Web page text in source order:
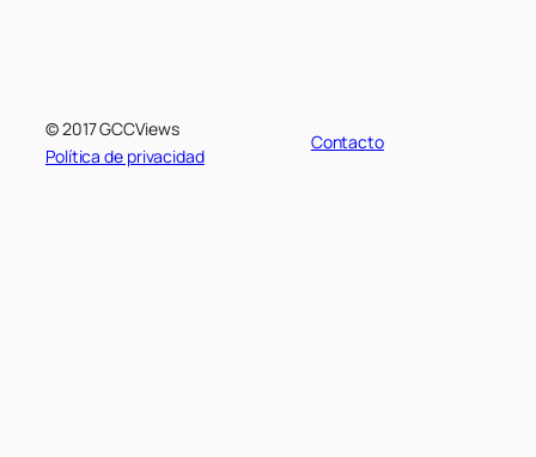
© 2017 GCCViews
Política de privacidad
Contacto